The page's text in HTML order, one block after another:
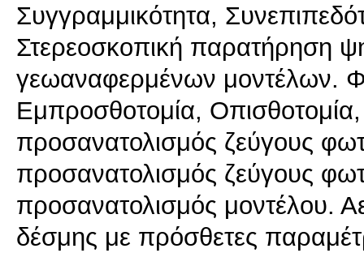
Συγγραμμικότητα,
Στερεοσκοπική παρατήρηση
γεωαναφερμένων μοντέλων.
Εμπροσθοτομία, Οπισθοτομία,
προσανατολισμός ζεύγους
προσανατολισμός ζεύγους
προσανατολισμός μοντέλου.
δέσμης με πρόσθετες